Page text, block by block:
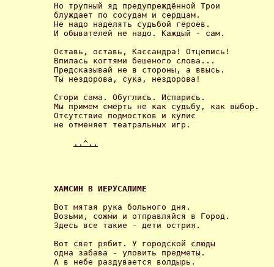
Но трупный яд предупреждённой Трои
блуждает по сосудам и сердцам.
Не надо наделять судьбой героев.
И обывателей не надо. Каждый - сам.
Оставь, оставь, Кассандра! Отцепись!
Впилась когтями бешеного слова...
Предсказывай не в стороны, а ввысь.
Ты нездорова, сука, нездорова!
Сгори сама. Обуглись. Испарись.
Мы примем смерть не как судьбу, как выбор.
Отсутствие подмостков и кулис
не отменяет театральных игр.
..^..
ХАМСИН В ИЕРУСАЛИМЕ
Вот мятая рука больного дня.
Возьми, сожми и отправляйся в Город.
Здесь все такие - дети острия.
Вот свет рябит. У городской слюды
одна забава - уловить предметы.
А в небе раздувается волдырь.